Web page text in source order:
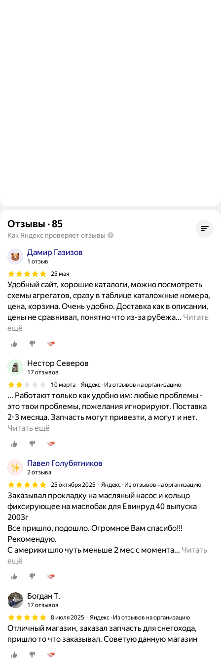
Отзывы ·85
Как Яндекс проверяет отзывы
Дамир Газизов
1 отзыв
25 мая
Удобный сайт, хорошие каталоги, можно посмотреть
схемы агрегатов, сразу в таблице каталожные номера,
цена, корзина. Очень удобно. Доставка как в описании,
цены не сравнивал, понятно что из-за рубежа… Читать
ещё
Нестор Северов
17 отзывов
10 марта
Яндекс · Из отзывов на организацию
... Работают только как удобно им: любые проблемы -
это твои проблемы, пожелания игнорируют. Поставка
2-3 месяца. Запчасть могут привезти, а могут и нет.
Читать ещё
п
р
и
я
т
н
е
в
о
е
и
и
к
Павел Голубятников
2 отзыва
25 октября 2025
Яндекс · Из отзывов на организацию
Заказывал прокладку на масляный насос и кольцо
фиксирующее на маслобак для Евинруд 40 выпуска
2003г
Все пришло, подошло. Огромное Вам спасибо!!!
Рекомендую.
С америки шло чуть меньше 2 мес с момента… Читать
ещё
Богдан Т.
17 отзывов
8 июля 2025
Яндекс · Из отзывов на организацию
Отличный магазин, заказал запчасть для снегохода,
пришло то что заказывал. Советую данную магазин